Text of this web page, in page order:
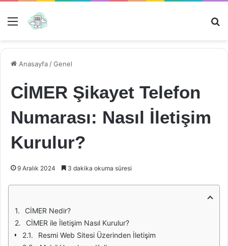
Menü
Anasayfa /Genel
CİMER Şikayet Telefon
Numarası: Nasıl İletişim
Kurulur?
9 Aralık 2024 3 dakika okuma süresi
CİMER Nedir?
CİMER ile İletişim Nasıl Kurulur?
Resmi Web Sitesi Üzerinden İletişim